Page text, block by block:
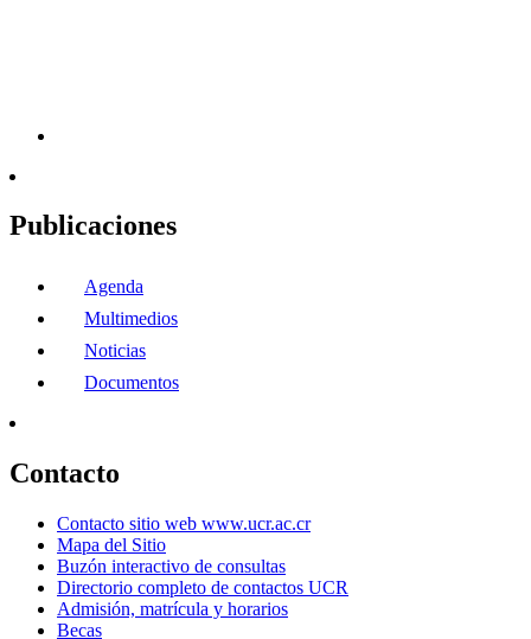
Publicaciones
Agenda
Multimedios
Noticias
Documentos
Contacto
Contacto sitio web www.ucr.ac.cr
Mapa del Sitio
Buzón interactivo de consultas
Directorio completo de contactos UCR
Admisión, matrícula y horarios
Becas